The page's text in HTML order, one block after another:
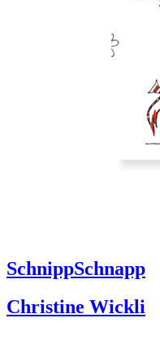
SchnippSchnapp
Christine Wickli